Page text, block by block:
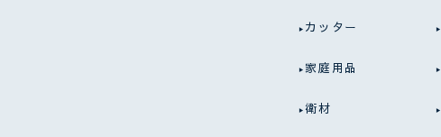
カッター
家庭用品
衛材